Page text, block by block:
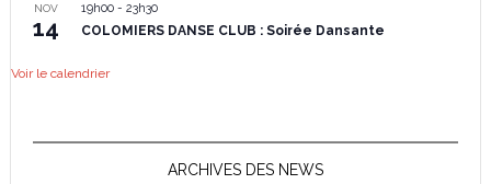
NOV
14
19h00- 23h30
COLOMIERS DANSE CLUB : Soirée Dansante
Voir le calendrier
ARCHIVES DES NEWS